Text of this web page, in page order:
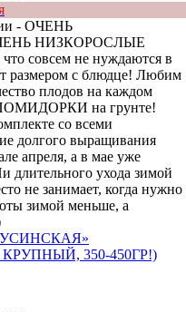
- ОЧЕНЬ
НИЗКОРОСЛЫЕ
совсем не нуждаются в
размером с блюдце! Любим
плодов на каждом
на грунте!
со всеми
долгого выращивания
апреля, а в мае уже
длительного ухода зимой
не занимает, когда нужно
зимой меньше, а
350-450ГР!)